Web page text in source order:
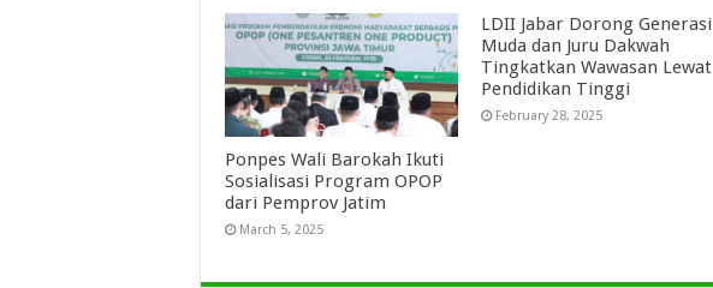
Ponpes Wali Barokah Ikuti
Sosialisasi Program OPOP
dari Pemprov Jatim
March 5, 2025
LDII Jabar Dorong Generasi
Muda dan Juru Dakwah
Tingkatkan Wawasan Lewat
Pendidikan Tinggi
February 28, 2025